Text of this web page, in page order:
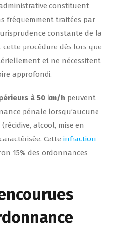
constituent
fréquemment traitées par
constante de la
cette procédure dès lors que
et ne nécessitent
approfondi.
à 50 km/h peuvent
pénale lorsqu’aucune
alcool, mise en
Cette infraction
15% des ordonnances